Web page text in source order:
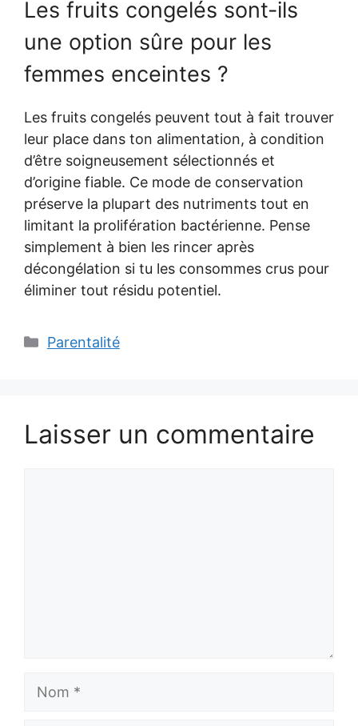
Les fruits congelés sont-ils
une option sûre pour les
femmes enceintes ?
Les fruits congelés peuvent tout à fait trouver
leur place dans ton alimentation, à condition
d’être soigneusement sélectionnés et
d’origine fiable. Ce mode de conservation
préserve la plupart des nutriments tout en
limitant la prolifération bactérienne. Pense
simplement à bien les rincer après
décongélation si tu les consommes crus pour
éliminer tout résidu potentiel.
Catégories
Parentalité
Laisser un commentaire